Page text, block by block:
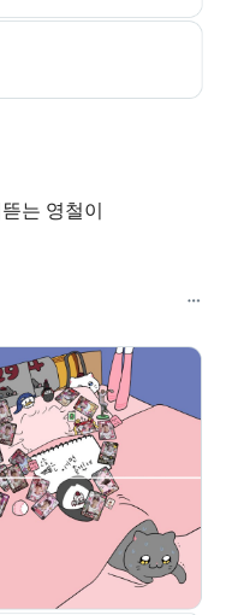
는 영철이